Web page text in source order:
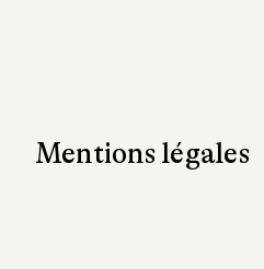
Mentions légales